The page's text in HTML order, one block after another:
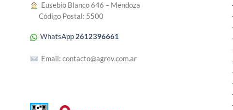
︎ Eusebio Blanco 646 – Mendoza
Código Postal: 5500
WhatsApp 2612396661
Email: contacto@agrev.com.ar